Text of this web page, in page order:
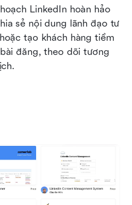
LinkedIn hoàn hảo
sẻ nội dung lãnh đạo tư
tạo khách hàng tiềm
đăng, theo dõi tương